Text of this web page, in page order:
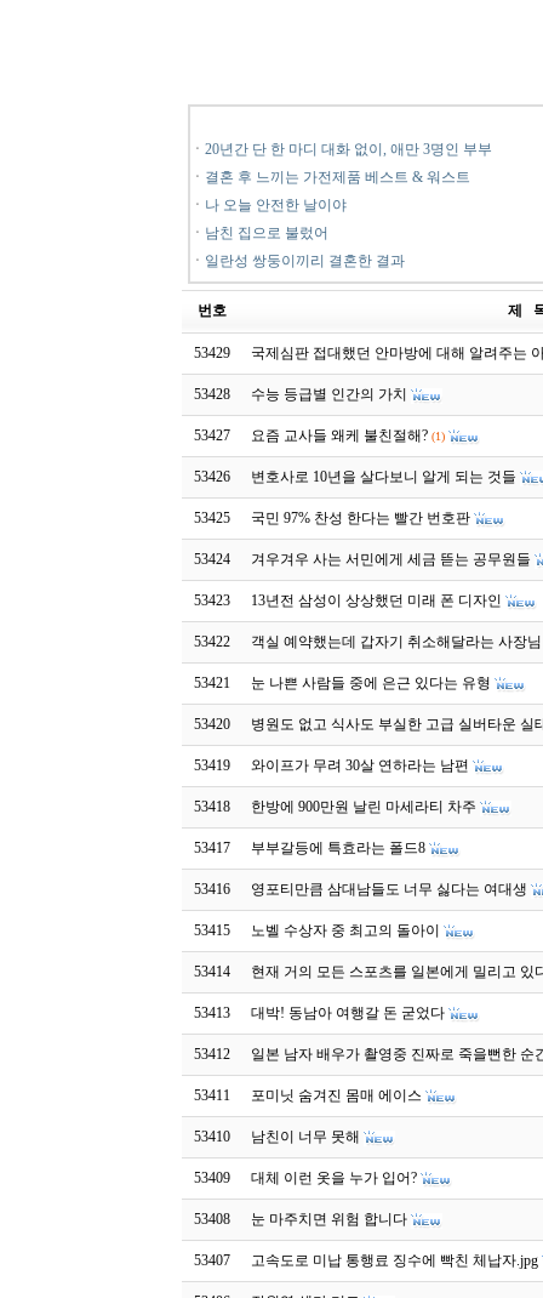
ㆍ 20년간 단 한 마디 대화 없이, 애만 3명인 부부
ㆍ 결혼 후 느끼는 가전제품 베스트 & 워스트
ㆍ 나 오늘 안전한 날이야
ㆍ 남친 집으로 불렀어
ㆍ 일란성 쌍둥이끼리 결혼한 결과
번호 제
53429 국제심판 접대했던 안마방에 대해 알려주는
53428 수능 등급별 인간의 가치
53427 요즘 교사들 왜케 불친절해? (1)
53426 변호사로 10년을 살다보니 알게 되는 것들
53425 국민 97% 찬성 한다는 빨간 번호판
53424 겨우겨우 사는 서민에게 세금 뜯는 공무원들
53423 13년전 삼성이 상상했던 미래 폰 디자인
53422 객실 예약했는데 갑자기 취소해달라는 사장님
53421 눈 나쁜 사람들 중에 은근 있다는 유형
53420 병원도 없고 식사도 부실한 고급 실버타운 실
53419 와이프가 무려 30살 연하라는 남편
53418 한방에 900만원 날린 마세라티 차주
53417 부부갈등에 특효라는 폴드8
53416 영포티만큼 삼대남들도 너무 싫다는 여대생
53415 노벨 수상자 중 최고의 돌아이
53414 현재 거의 모든 스포츠를 일본에게 밀리고 있
53413 대박! 동남아 여행갈 돈 굳었다
53412 일본 남자 배우가 촬영중 진짜로 죽을뻔한 순
53411 포미닛 숨겨진 몸매 에이스
53410 남친이 너무 못해
53409 대체 이런 옷을 누가 입어?
53408 눈 마주치면 위험 합니다
53407 고속도로 미납 통행료 징수에 빡친 체납자.jpg